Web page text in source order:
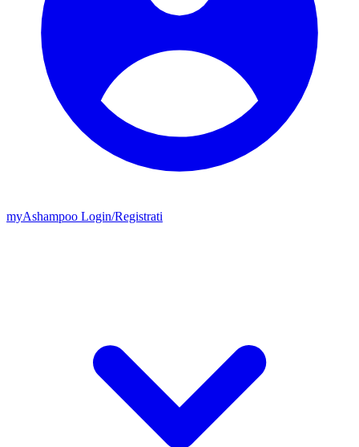
myAshampoo Login/Registrati